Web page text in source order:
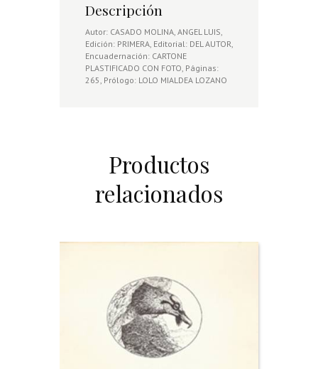
cantidadDescripción
Autor: CASADO MOLINA, ANGEL LUIS,
Edición: PRIMERA, Editorial: DEL AUTOR,
Encuadernación: CARTONE
PLASTIFICADO CON FOTO, Páginas:
265, Prólogo: LOLO MIALDEA LOZANO
Productos
relacionados